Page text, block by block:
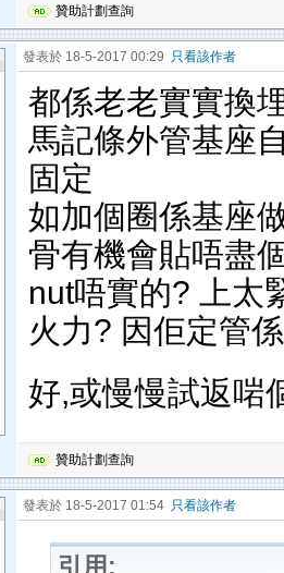
贊助計劃查詢
發表於 18-5-2017 00:29 只看該作者
都係老老實實換
馬記條外管基座
固定
如加個圈係基座
骨有機會貼唔盡
nut唔實的? 上太
火力? 因佢定管
好,或慢慢試返啱
贊助計劃查詢
發表於 18-5-2017 01:54 只看該作者
引用: